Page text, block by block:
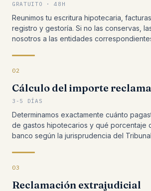
GRATUITO · 48H
Reunimos tu escritura hipotecaria,
registro y gestoría. Si no las conservas,
nosotros a las entidades
02
Cálculo del importe
3-5 DÍAS
Determinamos exactamente cuánto
de gastos hipotecarios y qué porcentaje
banco según la jurisprudencia del
03
Reclamación extrajudicial